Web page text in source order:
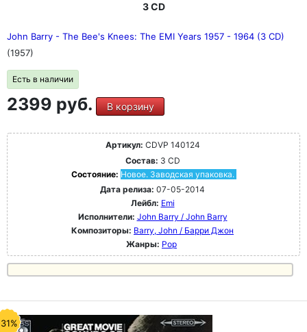
3 CD
John Barry - The Bee's Knees: The EMI Years 1957 - 1964 (3 CD)
(1957)
Есть в наличии
2399 руб. В корзину
Артикул: CDVP 140124
Состав: 3 CD
Состояние: Новое. Заводская упаковка.
Дата релиза: 07-05-2014
Лейбл: Emi
Исполнители: John Barry / John Barry
Композиторы: Barry, John / Барри Джон
Жанры: Pop